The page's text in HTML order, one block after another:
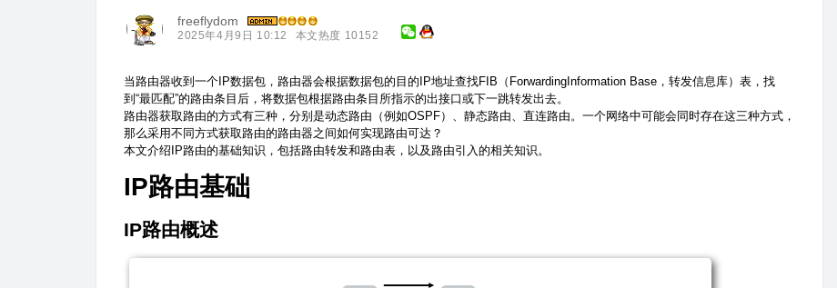
freeflydom
2025年4月9日 10:12 本文热度 10152
当路由器收到一个IP数据包，路由器会根据数据包的目的IP地址查找FIB（ForwardingInformation Base，转发信息库）表，找
到“最匹配”的路由条目后，将数据包根据路由条目所指示的出接口或下一跳转发出去。
路由器获取路由的方式有三种，分别是动态路由（例如OSPF）、静态路由、直连路由。一个网络中可能会同时存在这三种方式，
那么采用不同方式获取路由的路由器之间如何实现路由可达？
本文介绍IP路由的基础知识，包括路由转发和路由表，以及路由引入的相关知识。
IP路由基础
IP路由概述